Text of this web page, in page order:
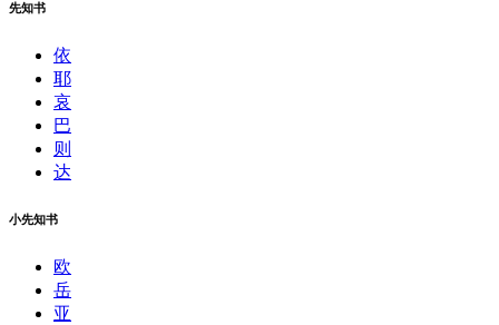
先知书
依
耶
哀
巴
则
达
小先知书
欧
岳
亚